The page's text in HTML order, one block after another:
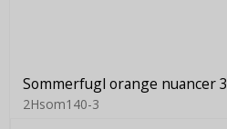
Sommerfugl orange nuancer 3
2Hsom140-3